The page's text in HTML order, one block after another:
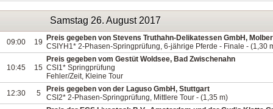
Samstag 26. August 2017
09:00 19
Preis gegeben von Stevens Truthahn-Delikatessen GmbH,
CSIYH1* 2-Phasen-Springprüfung, 6-jährige Pferde - Finale - (1,30
10:45 15
Preis gegeben vom Gestüt Woldsee, Bad Zwischenahn
CSI1* Springprüfung
Fehler/Zeit, Kleine Tour
12:30
5
Preis gegeben von der Laguso GmbH, Stuttgart
CSI2* 2-Phasen-Springprüfung, Mittlere Tour - (1,35 m)